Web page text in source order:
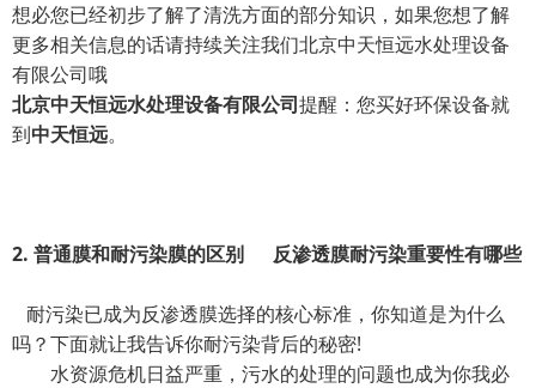
想必您已经初步了解了清洗方面的部分知识，如果您想了解
更多相关信息的话请持续关注我们北京中天恒远水处理设备
有限公司哦
北京中天恒远水处理设备有限公司提醒：您买好环保设备就
到中天恒远。
2. 普通膜和耐污染膜的区别 反渗透膜耐污染重要性有哪些
耐污染已成为反渗透膜选择的核心标准，你知道是为什么
吗？下面就让我告诉你耐污染背后的秘密!
水资源危机日益严重，污水的处理的问题也成为你我必